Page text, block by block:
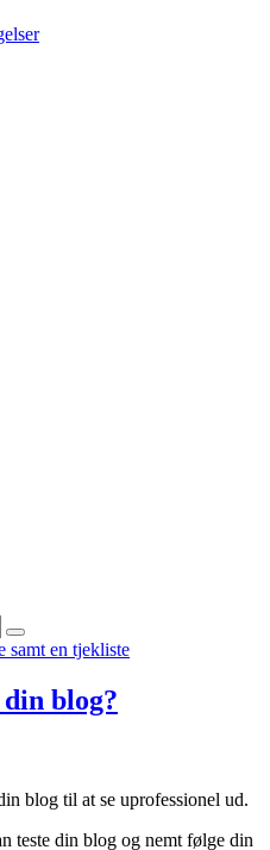
blog?
blog til at se uprofessionel ud.
teste din blog og nemt følge din